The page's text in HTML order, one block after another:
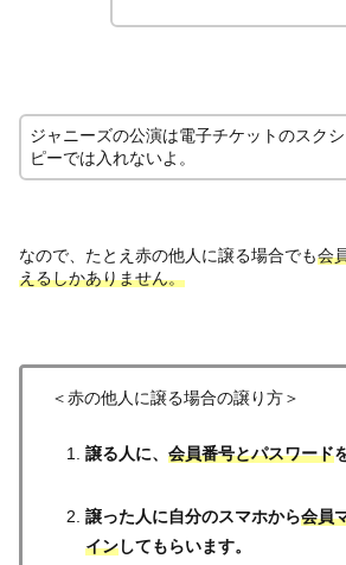
ジャニーズの公演は電子チケットのスク
ピーでは入れないよ。
なので、たとえ赤の他人に譲る場合でも会
えるしかありません。
＜赤の他人に譲る場合の譲り方＞
譲る人に、 会員番号とパスワード
譲った人に自分のスマホから会員
インしてもらいます。